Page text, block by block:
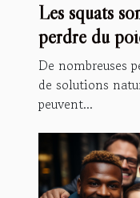
Les squats
perdre du
De nombreuses
de solutions
peuvent...